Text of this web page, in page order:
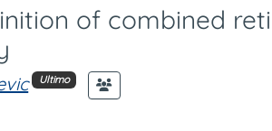
of combined
Ultimo